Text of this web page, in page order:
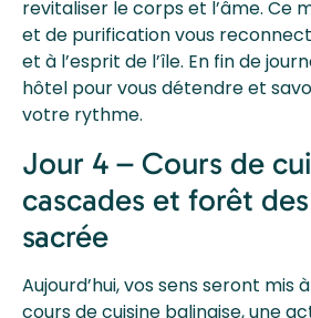
revitaliser le corps et l’âme. Ce
et de purification vous
et à l’esprit de l’île. En fin de
hôtel pour vous détendre et
votre rythme.
Jour 4 – Cours de
cascades et forêt
sacrée
Aujourd’hui, vos sens seront mis
cours de cuisine balinaise, une